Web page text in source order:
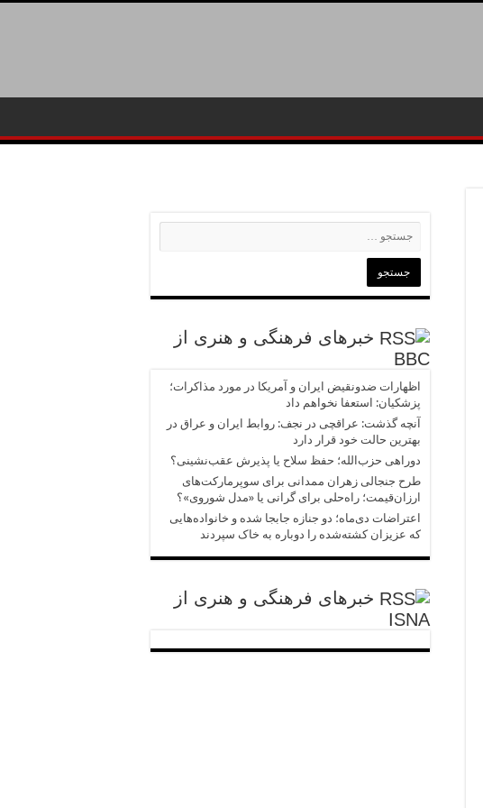
خبرهای فرهنگی و هنری از
BBC
اظهارات ضد‌ونقیض ایران و آمریکا در مورد مذاکرات؛
پزشکیان: استعفا نخواهم داد
آنچه گذشت: عراقچی در نجف: روابط ایران و عراق در
بهترین حالت خود قرار دارد
دوراهی حزب‌الله؛ حفظ سلاح یا پذیرش عقب‌نشینی؟
طرح جنجالی زهران ممدانی برای سوپرمارکت‌های
ارزان‌قیمت؛ راه‌حلی برای گرانی یا «مدل شوروی»؟
اعتراضات دی‌ماه؛ دو جنازه جابجا شده و خانواده‌هایی
که عزیزان کشته‌شده را دوباره به خاک سپردند
خبرهای فرهنگی و هنری از
ISNA